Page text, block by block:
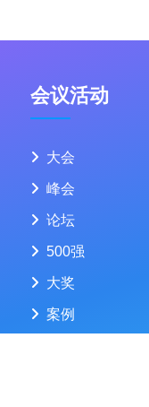
会议活动
大会
峰会
论坛
500强
大奖
案例